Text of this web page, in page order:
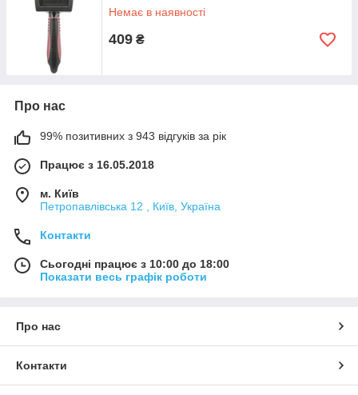
Немає в наявності
409 ₴
Про нас
99% позитивних з 943 відгуків за рік
Працює з 16.05.2018
м. Київ
Петропавлівська 12 , Київ, Україна
Контакти
Сьогодні працює з 10:00 до 18:00
Показати весь графік роботи
Про нас
Контакти